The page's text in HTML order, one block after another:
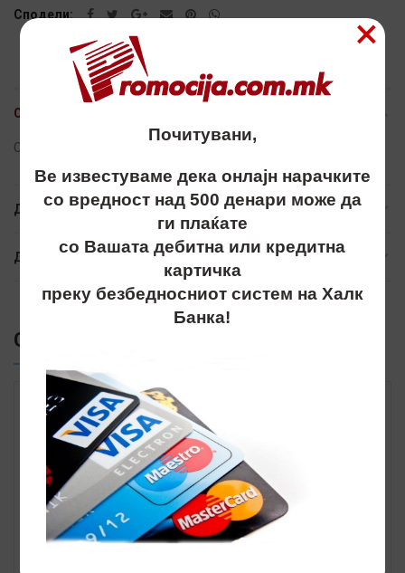
Сподели
ОПИС
Cador, cadori, чадори, promo best
ДОПОЛНИТЕЛНИ ИНФОРМАЦИИ
ДОСТАВА
СЛИЧНИ ПРОИЗВОДИ
Почитувани,
Ве известуваме дека онлајн нарачките
со вредност над 500 денари може да
ги плаќате
со Вашата дебитна или кредитна
картичка
преку безбедносниот систем на Халк
Банка!
×